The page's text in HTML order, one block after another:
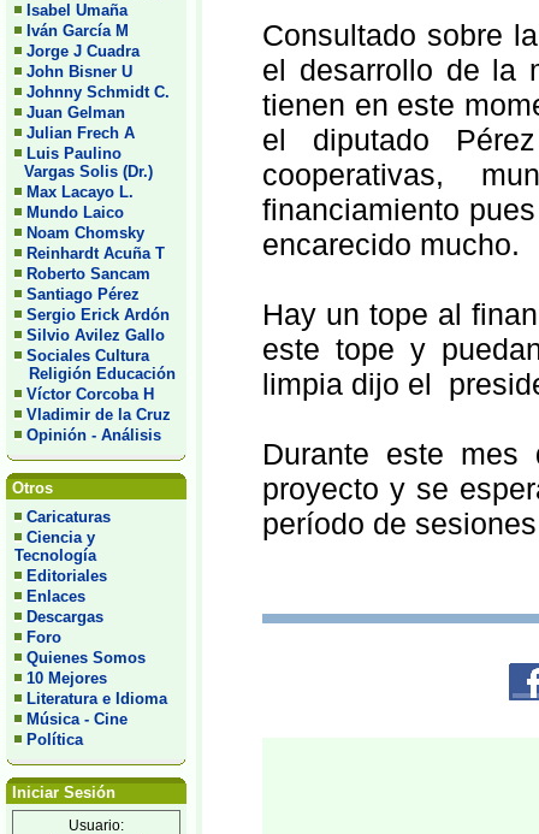
Isabel Umaña
Iván García M
Jorge J Cuadra
John Bisner U
Johnny Schmidt C.
Juan Gelman
Julian Frech A
Luis Paulino
Vargas Solis (Dr.)
Max Lacayo L.
Mundo Laico
Noam Chomsky
Reinhardt Acuña T
Roberto Sancam
Santiago Pérez
Sergio Erick Ardón
Silvio Avilez Gallo
Sociales Cultura
Religión Educación
Víctor Corcoba H
Vladimir de la Cruz
Opinión - Análisis
Otros
Caricaturas
Ciencia y
Tecnología
Editoriales
Enlaces
Descargas
Foro
Quienes Somos
10 Mejores
Literatura e Idioma
Música - Cine
Política
Iniciar Sesión
Usuario:
Consultado sobre
el desarrollo de la
tienen en este
el diputado
cooperativas,
financiamiento
encarecido mucho.
Hay un tope al
este tope y
limpia dijo el
Durante este
proyecto y se
período de